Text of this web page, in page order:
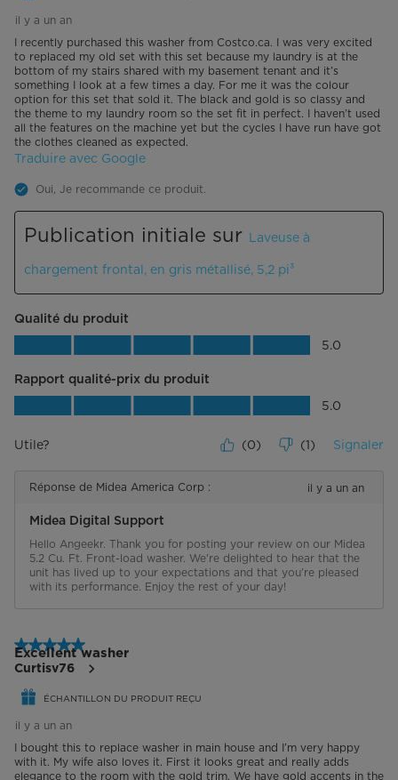
il y a un an
I recently purchased this washer from Costco.ca. I was very excited
to replaced my old set with this set because my laundry is at the
bottom of my stairs shared with my basement tenant and it’s
something I look at a few times a day. For me it was the colour
option for this set that sold it. The black and gold is so classy and
the theme to my laundry room so the set fit in perfect. I haven’t used
all the features on the machine yet but the cycles I have run have got
the clothes cleaned as expected.
Traduire avec Google
Oui, Je recommande ce produit.
Publication initiale sur Laveuse à
chargement frontal, en gris métallisé, 5,2 pi³
Qualité du produit
Qualité du produit, 5.0 sur 5 5.0
Rapport qualité-prix du produit
Rapport qualité-prix du produit, 5.0
5.0
Utile? (0) (1) Signaler
Réponse de Midea America Corp : il y a un an
Midea Digital Support
Hello Angeekr. Thank you for posting your review on our Midea
5.2 Cu. Ft. Front-load washer. We're delighted to hear that the
unit has lived up to your expectations and that you're pleased
with its performance. Enjoy the rest of your day!
5 étoile(s) sur 5.
Excellent washer
Curtisv76
ÉCHANTILLON DU PRODUIT REÇU
il y a un an
I bought this to replace washer in main house and I’m very happy
with it. My wife also loves it. First it looks great and really adds
elegance to the room with the gold trim. We have gold accents in the